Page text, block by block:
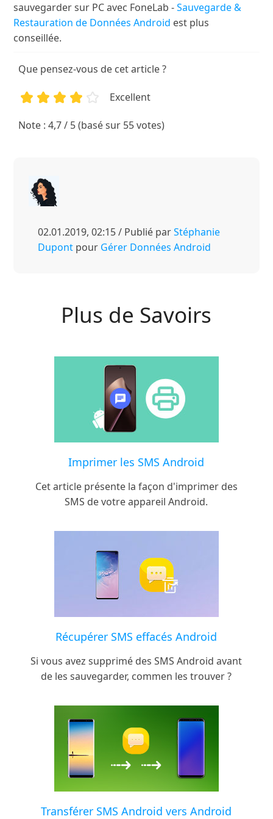
sauvegarder sur PC avec FoneLab -Sauvegarde &
Restauration de Données Android est plus
conseillée.
Que pensez-vous de cet article ?
1 3 4
Excellent
Note : 4,7 / 5 (basé sur 55 votes)
02.01.2019, 02:15 / Publié parStéphanie
Dupont pour Gérer Données Android
Plus de Savoirs
Imprimer les SMS Android
Cet article présente la façon d'imprimer des
SMS de votre appareil Android.
Récupérer SMS effacés Android
Si vous avez supprimé des SMS Android avant
de les sauvegarder, commen les trouver ?
Transférer SMS Android vers Android